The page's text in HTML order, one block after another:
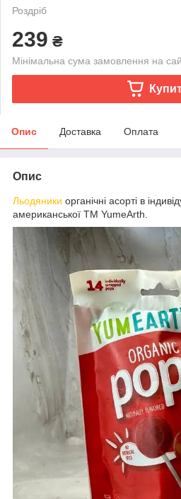
Роздріб
239 ₴
Мінімальна сума замовлення на
Опис Доставка Оплата
Опис
Льодяники органічні асорті в
американської ТМ YumeArth.